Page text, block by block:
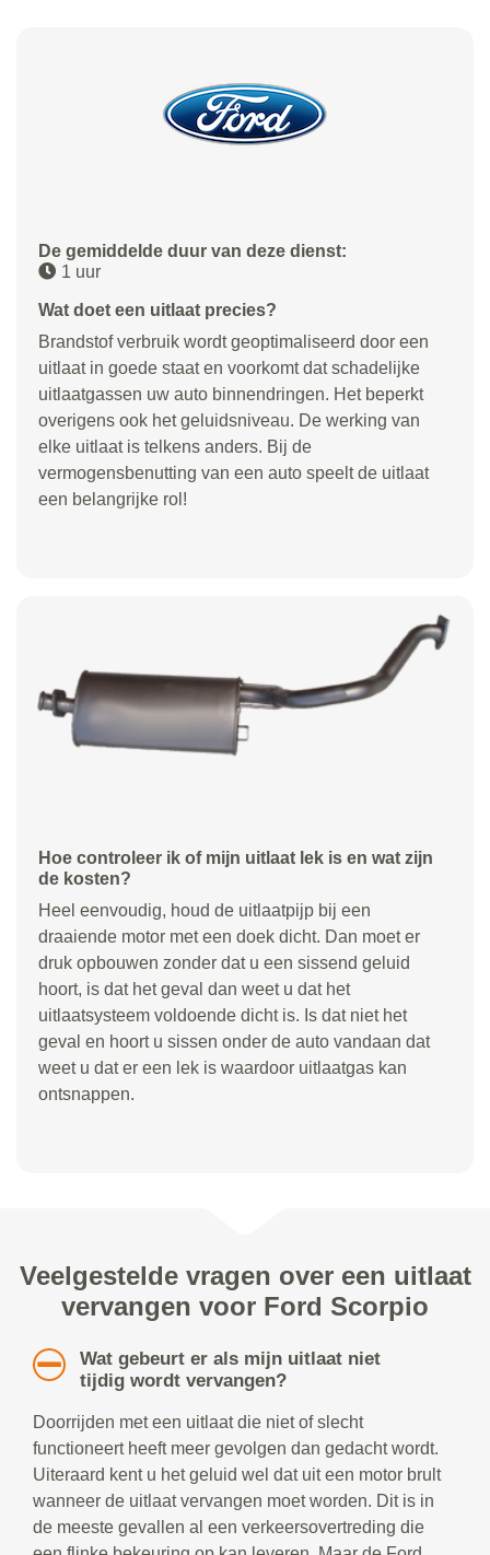
De gemiddelde duur van deze dienst:
1 uur
Wat doet een uitlaat precies?
Brandstof verbruik wordt geoptimaliseerd door een
uitlaat in goede staat en voorkomt dat schadelijke
uitlaatgassen uw auto binnendringen. Het beperkt
overigens ook het geluidsniveau. De werking van
elke uitlaat is telkens anders. Bij de
vermogensbenutting van een auto speelt de uitlaat
een belangrijke rol!
Hoe controleer ik of mijn uitlaat lek is en wat zijn
de kosten?
Heel eenvoudig, houd de uitlaatpijp bij een
draaiende motor met een doek dicht. Dan moet er
druk opbouwen zonder dat u een sissend geluid
hoort, is dat het geval dan weet u dat het
uitlaatsysteem voldoende dicht is. Is dat niet het
geval en hoort u sissen onder de auto vandaan dat
weet u dat er een lek is waardoor uitlaatgas kan
ontsnappen.
Veelgestelde vragen over een uitlaat
vervangen voor Ford Scorpio
Wat gebeurt er als mijn uitlaat niet
tijdig wordt vervangen?
Doorrijden met een uitlaat die niet of slecht
functioneert heeft meer gevolgen dan gedacht wordt.
Uiteraard kent u het geluid wel dat uit een motor brult
wanneer de uitlaat vervangen moet worden. Dit is in
de meeste gevallen al een verkeersovertreding die